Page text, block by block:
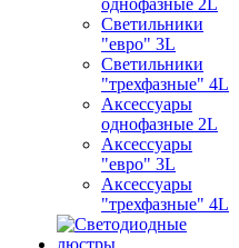
однофазные 2L
Светильники
"евро" 3L
Светильники
"трехфазные" 4L
Аксессуары
однофазные 2L
Аксессуары
"евро" 3L
Аксессуары
"трехфазные" 4L